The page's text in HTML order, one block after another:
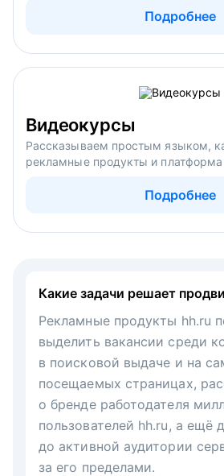
Подробнее
Видеокурсы
Рассказываем простым языком,
рекламные продукты и платформа
Подробнее
Какие задачи решает
Рекламные продукты hh.ru
выделить вакансии среди
в поисковой выдаче и на
посещаемых страницах,
о бренде работодателя
пользователей hh.ru, а ещё
до активной аудитории
за его пределами.